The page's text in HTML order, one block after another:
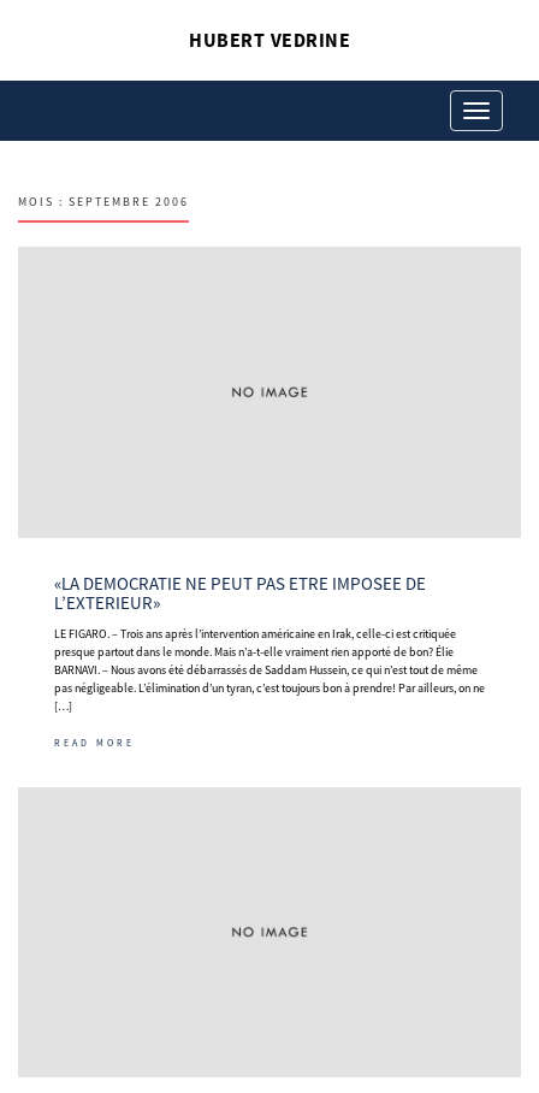
HUBERT VEDRINE
Toggle
navigation
MOIS : SEPTEMBRE 2006
«LA DEMOCRATIE NE PEUT PAS ETRE IMPOSEE DE
L’EXTERIEUR»
LE FIGARO. – Trois ans après l’intervention américaine en Irak, celle-ci est critiquée
presque partout dans le monde. Mais n’a-t-elle vraiment rien apporté de bon? Élie
BARNAVI. – Nous avons été débarrassés de Saddam Hussein, ce qui n’est tout de même
pas négligeable. L’élimination d’un tyran, c’est toujours bon à prendre! Par ailleurs, on ne
[…]
READ MORE